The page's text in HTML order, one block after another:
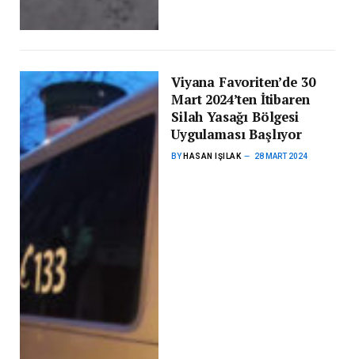
Viyana Favoriten’de 30
Mart 2024’ten İtibaren
Silah Yasağı Bölgesi
Uygulaması Başlıyor
BY HASAN IŞILAK 28 MART 2024